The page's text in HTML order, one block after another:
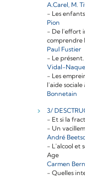
A.Carel, M.
- Les
Pion
- De l'effort
comprendre
Paul Fustier
- Le
Vidal-
- Les
l'aide
Bonnetain
3/
- Et si la
- Un
André
- L'alcool et
Age
Carmen
- Quelles